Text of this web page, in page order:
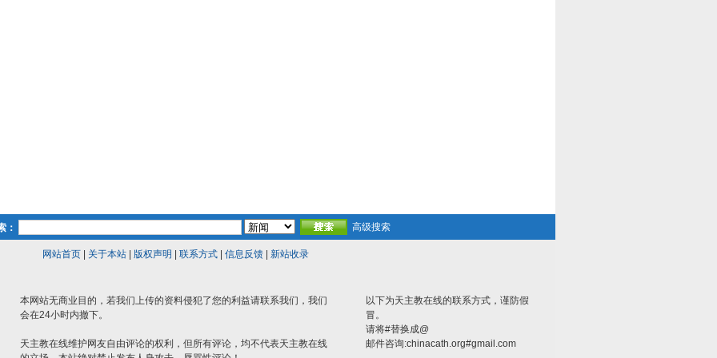
： 高级搜索
网站首页| 关于本站| 版权声明 联系方式| 信息反馈| 新站收录
本网站无商业目的，若我们上传的资料侵犯了您的利益请联系我们，我们
会在24小时内撤下。
天主教在线维护网友自由评论的权利，但所有评论，均不代表天主教在线
以下为天主教在线的联系方式，谨防假
冒。
请将#替换成@
邮件咨询:chinacath.org#gmail.com